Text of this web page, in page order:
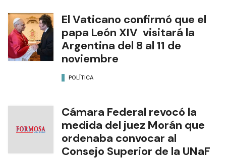
El Vaticano confirmó que el
papa León XIV visitará la
Argentina del 8 al 11 de
noviembre
POLÍTICA
Cámara Federal revocó la
medida del juez Morán que
ordenaba convocar al
Consejo Superior de la UNaF